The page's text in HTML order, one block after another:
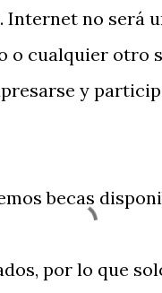
Internet no será
o cualquier otro
y
becas
por lo que